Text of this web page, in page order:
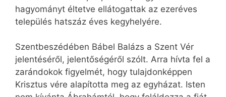
hagyományt éltetve ellátogattak az ezeréves
település hatszáz éves kegyhelyére.
Szentbeszédében Bábel Balázs a Szent Vér
jelentéséről, jelentőségéről szólt. Arra hívta fel a
zarándokok figyelmét, hogy tulajdonképpen
Krisztus vére alapította meg az egyházat. Isten